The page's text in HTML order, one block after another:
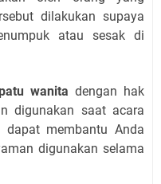
dilakukan supaya
atau sesak di
wanita dengan hak
digunakan saat acara
membantu Anda
digunakan selama